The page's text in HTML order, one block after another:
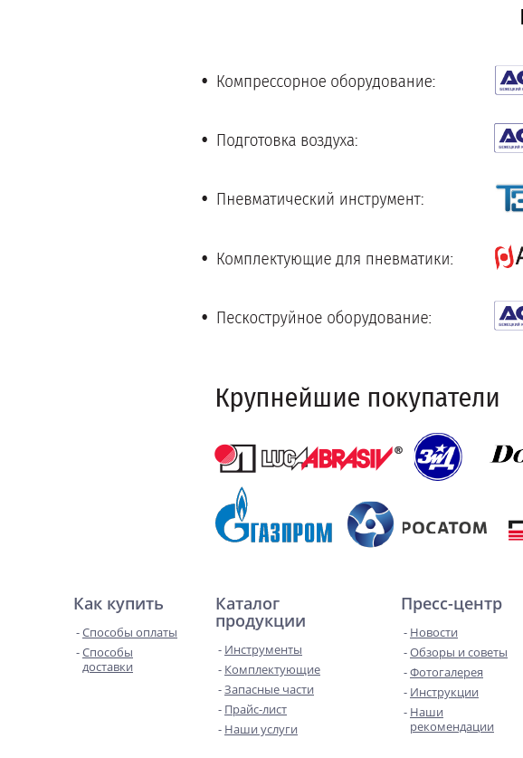
Как купить
Способы оплаты
Способы
доставки
Каталог
продукции
Инструменты
Комплектующие
Запасные части
Прайс-лист
Наши услуги
Пресс-центр
Новости
Обзоры и советы
Фотогалерея
Инструкции
Наши
рекомендации